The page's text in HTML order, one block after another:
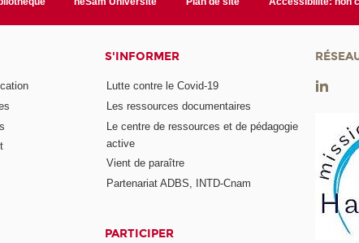
S'INFORMER
Lutte contre le Covid-19
Les ressources documentaires
Le centre de ressources et de pédagogie
active
Vient de paraître
Partenariat ADBS, INTD-Cnam
PARTICIPER